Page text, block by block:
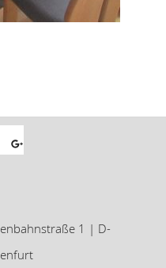
1 | D-